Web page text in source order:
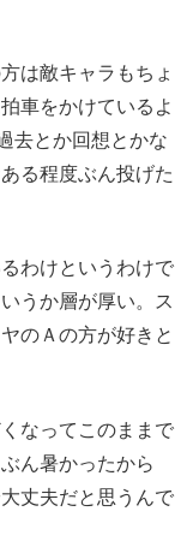
は敵キャラもちょ
車をかけているよ
去とか回想とかな
る程度ぶん投げた
わけというわけで
うか層が厚い。ス
のＡの方が好きと
なってこのままで
ん暑かったから
丈夫だと思うんで